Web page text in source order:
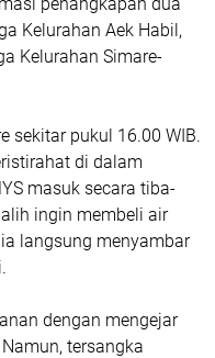
Kelurahan Aek Habil,
Kelurahan Simare-
sekitar pukul 16.00 WIB.
di dalam
masuk secara tiba-
ingin membeli air
langsung menyambar
dengan mengejar
tersangka